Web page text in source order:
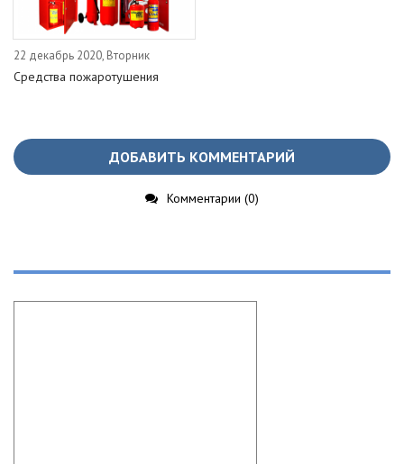
22 декабрь 2020, Вторник
Средства пожаротушения
ДОБАВИТЬ КОММЕНТАРИЙ
Комментарии (0)